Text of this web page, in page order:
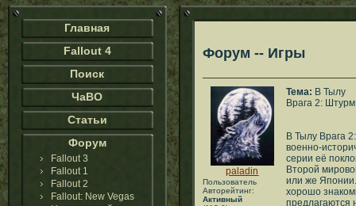
Главная
Fallout 4
Поиск
ЧаВО
Статьи
Форум
Fallout 3
Fallout 1
Fallout 2
Fallout: New Vegas
Форум -- Игры
paladin
Пользователь
Авторейтинг:
Активный
Тема: В Тылу
Врага 2: Штурм
В Тылу Врага
военно-
серии её
Второй
или же
хорошо
предлагаются